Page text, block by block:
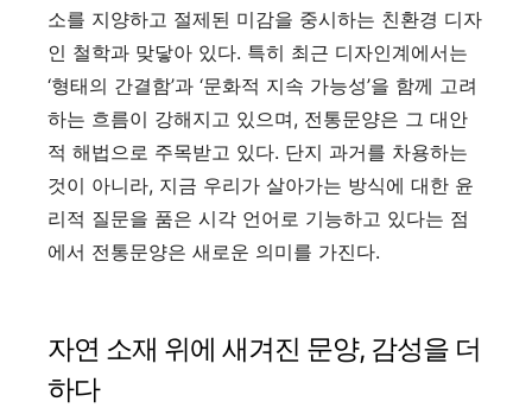
소를 지양하고 절제된 미감을 중시하는 친환경 디자
인 철학과 맞닿아 있다. 특히 최근 디자인계에서는
‘형태의 간결함’과 ‘문화적 지속 가능성’을 함께 고려
하는 흐름이 강해지고 있으며, 전통문양은 그 대안
적 해법으로 주목받고 있다. 단지 과거를 차용하는
것이 아니라, 지금 우리가 살아가는 방식에 대한 윤
리적 질문을 품은 시각 언어로 기능하고 있다는 점
에서 전통문양은 새로운 의미를 가진다.
자연 소재 위에 새겨진 문양, 감성을 더
하다